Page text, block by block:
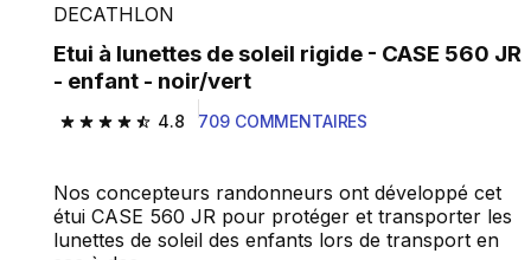
DECATHLON
Etui à lunettes de soleil rigide - CASE 560 JR
- enfant - noir/vert
4.8
4.8 out of 5 stars from 709 reviews
709 COMMENTAIRES
Nos concepteurs randonneurs ont développé cet
étui CASE 560 JR pour protéger et transporter les
lunettes de soleil des enfants lors de transport en